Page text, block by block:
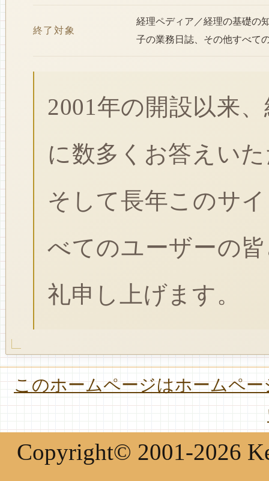
終了対象
経理ペディア／経理の基礎の
子の業務日誌、その他すべて
2001年の開設以来
に数多くお答えい
そして長年このサ
べてのユーザーの
礼申し上げます。
このホームページはホームペ
Copyright© 2001-2026